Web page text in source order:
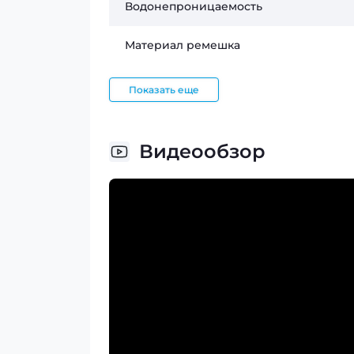
Водонепроницаемость
Материал ремешка
Показать еще
Видеообзор